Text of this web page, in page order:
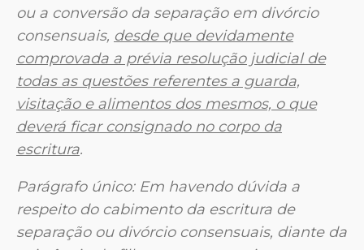
ou a conversão da separação em divórcio
consensuais, desde que devidamente
comprovada a prévia resolução judicial de
todas as questões referentes a guarda,
visitação e alimentos dos mesmos, o que
deverá ficar consignado no corpo da
escritura.
Parágrafo único: Em havendo dúvida a
respeito do cabimento da escritura de
separação ou divórcio consensuais, diante da